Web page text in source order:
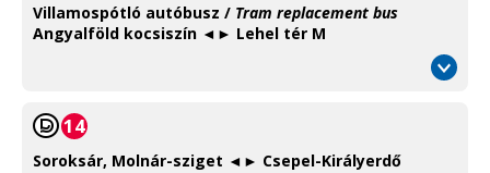
Villamospótló autóbusz / Tram replacement bus
Angyalföld kocsiszín ◄► Lehel tér M
14
Soroksár, Molnár-sziget ◄► Csepel-Királyerdő